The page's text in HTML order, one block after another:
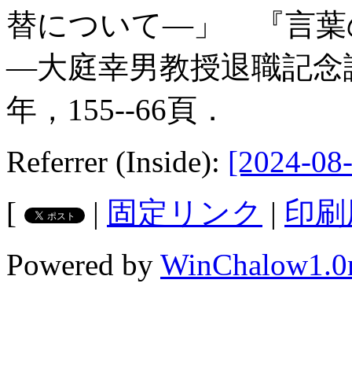
替について―」 『言
―大庭幸男教授退職記
年，155--66頁．
Referrer (Inside): [2024-
[
| 固定リンク | 印
Powered by